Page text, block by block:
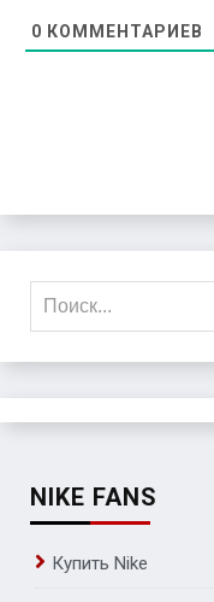
0 КОММЕНТАРИЕВ
Поиск
NIKE FANS
Купить Nike